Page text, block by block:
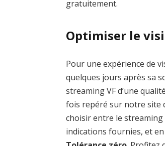
gratuitement.
Optimiser le
Pour une expérience de
quelques jours après sa
streaming VF d’une
fois repéré sur notre site
choisir entre le streaming
indications fournies, et